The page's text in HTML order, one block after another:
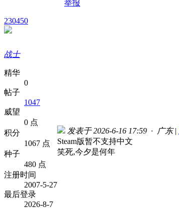
举报
230450
战士
精华
0
帖子
1047
威望
0 点
积分
1067 点
种子
480 点
注册时间
2007-5-27
最后登录
2026-8-7
发表于 2026-6-16 17:59 · 广东 |
Steam版暂不支持中文
笑死,今夕是何年